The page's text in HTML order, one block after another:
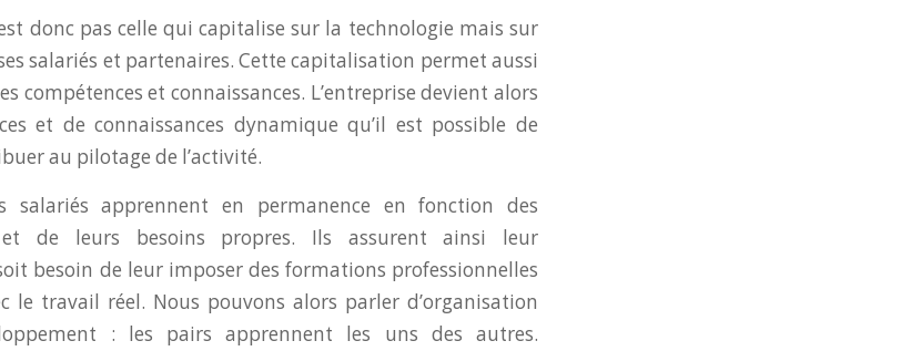
donc pas celle qui capitalise sur la technologie mais sur
salariés et partenaires. Cette capitalisation permet aussi
compétences et connaissances. L’entreprise devient alors
et de connaissances dynamique qu’il est possible de
au pilotage de l’activité.
salariés apprennent en permanence en fonction des
et de leurs besoins propres. Ils assurent ainsi leur
besoin de leur imposer des formations professionnelles
le travail réel. Nous pouvons alors parler d’organisation
: les pairs apprennent les uns des autres.